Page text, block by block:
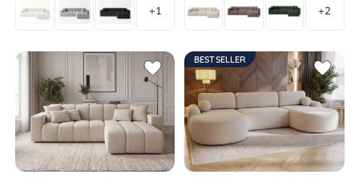
+1 +2
BESTSELLER